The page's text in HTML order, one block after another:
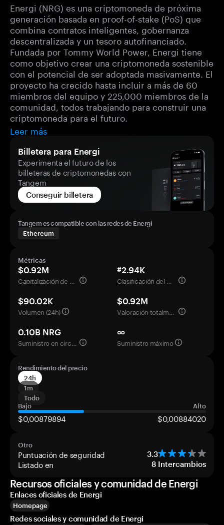
Energi (NRG) es una criptomoneda de próxima
generación basada en proof-of-stake (PoS) que
combina contratos inteligentes, gobernanza
descentralizada y un tesoro autofinanciado.
Fundada por Tommy World Power, Energi tiene
como objetivo crear una criptomoneda sostenible
con el potencial de ser adoptada masivamente. El
proyecto ha crecido hasta incluir a más de 60
miembros del equipo y 225,000 miembros de la
comunidad, todos trabajando para construir una
criptomoneda para el futuro.
Leer más
Billetera para Energi
Experimenta el futuro de los
billeteras de criptomonedas con
Tangem
Conseguir billetera
Tangem es compatible con las redes de Energi
Ethereum
Métricas
$0.92M
Capitalización de mercado
#2.94K
Clasificación del mercado
$90.02K
Volumen (24h)
$0.92M
Valoración totalmente diluida
0.10B NRG
Suministro en circulación
∞
Suministro máximo
Rendimiento del precio
24h
1m
Todo
Bajo
Alto
$0,00879894 $0,00884020
Otro
Puntuación de seguridad 3.3
Listado en 8 Intercambios
Recursos oficiales y comunidad de Energi
Enlaces oficiales de Energi
Homepage
Redes sociales y comunidad de Energi